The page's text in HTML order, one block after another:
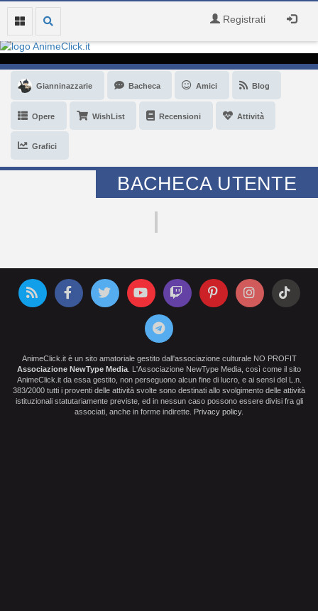
Registrati
Gianninazzarie Bacheca Amici Blog
Opere WishList Recensioni Attività
Grafici
BACHECA UTENTE
AnimeClick.it è un sito amatoriale gestito dall'associazione culturale NO PROFIT
Associazione NewType Media . L'Associazione NewType Media, così come il sito
AnimeClick.it da essa gestito, non perseguono alcun fine di lucro, e ai sensi del L.n.
383/2000 tutti i proventi delle attività svolte sono destinati allo svolgimento delle attività
istituzionali statutariamente previste, ed in nessun caso possono essere divisi fra gli
associati, anche in forme indirette.
Privacy policy.